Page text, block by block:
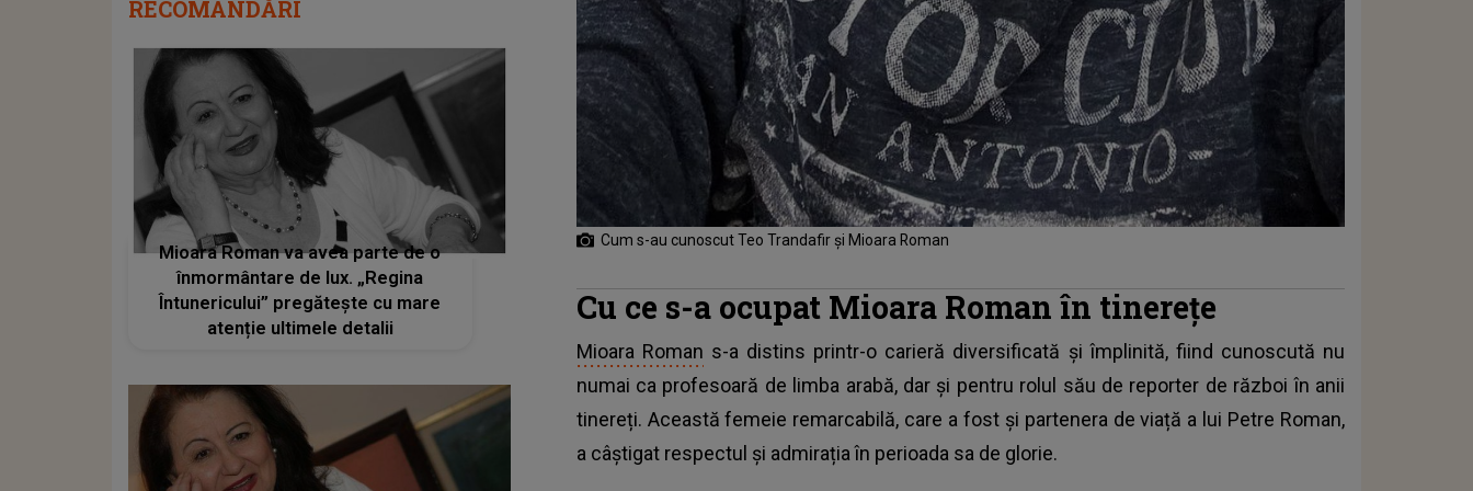
Cum s-au cunoscut Teo Trandafir și Mioara Roman
Cu ce s-a ocupat Mioara Roman în tinerețe
Mioara Roman s-a distins printr-o carieră diversificată și împlinită, fiind cunoscută nu
numai ca profesoară de limba arabă, dar și pentru rolul său de reporter de război în anii
tinereți. Această femeie remarcabilă, care a fost și partenera de viață a lui Petre Roman,
a câștigat respectul și admirația în perioada sa de glorie.
RECOMANDĂRI
Mioara Roman va avea parte de o
înmormântare de lux. „Regina
Întunericului” pregătește cu mare
atenție ultimele detalii